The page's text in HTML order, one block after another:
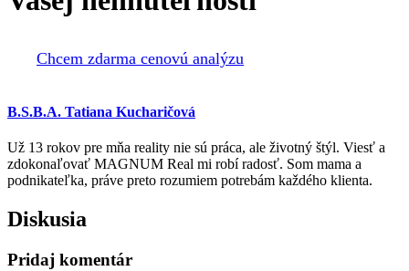
Chcem zdarma cenovú analýzu
B.S.B.A. Tatiana Kucharičová
Už 13 rokov pre mňa reality nie sú práca, ale životný štýl. Viesť a
zdokonaľovať MAGNUM Real mi robí radosť. Som mama a
podnikateľka, práve preto rozumiem potrebám každého klienta.
Diskusia
Pridaj komentár